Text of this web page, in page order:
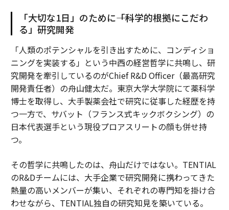
「大切な1日」のために――「科学的根拠にこだわ
る」研究開発
「人類のポテンシャルを引き出すために、コンディショ
ニングを実装する」という中西の経営哲学に共鳴し、研
究開発を牽引しているのがChief R&D Officer（最高研究
開発責任者）の舟山健太だ。東京大学大学院にて薬科学
博士を取得し、大手製薬会社で研究に従事した経歴を持
つ一方で、サバット（フランス式キックボクシング）の
日本代表選手という現役プロアスリートの顔も併せ持
つ。
その哲学に共鳴したのは、舟山だけではない。TENTIAL
のR&Dチームには、大手企業で研究開発に携わってきた
熱量の高いメンバーが集い、それぞれの専門知を掛け合
わせながら、TENTIAL独自の研究知見を築いている。